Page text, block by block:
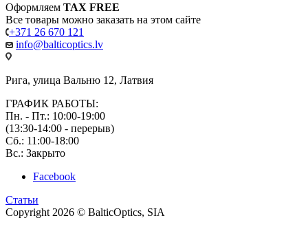
Оформляем TAX FREE
Все товары можно заказать на этом сайте
+371 26 670 121
info@balticoptics.lv
Рига, улица Вальню 12, Латвия
ГРАФИК РАБОТЫ:
Пн. - Пт.: 10:00-19:00
(13:30-14:00 - перерыв)
Сб.: 11:00-18:00
Вс.: Закрыто
Facebook
Статьи
Copyright 2026 © BalticOptics, SIA